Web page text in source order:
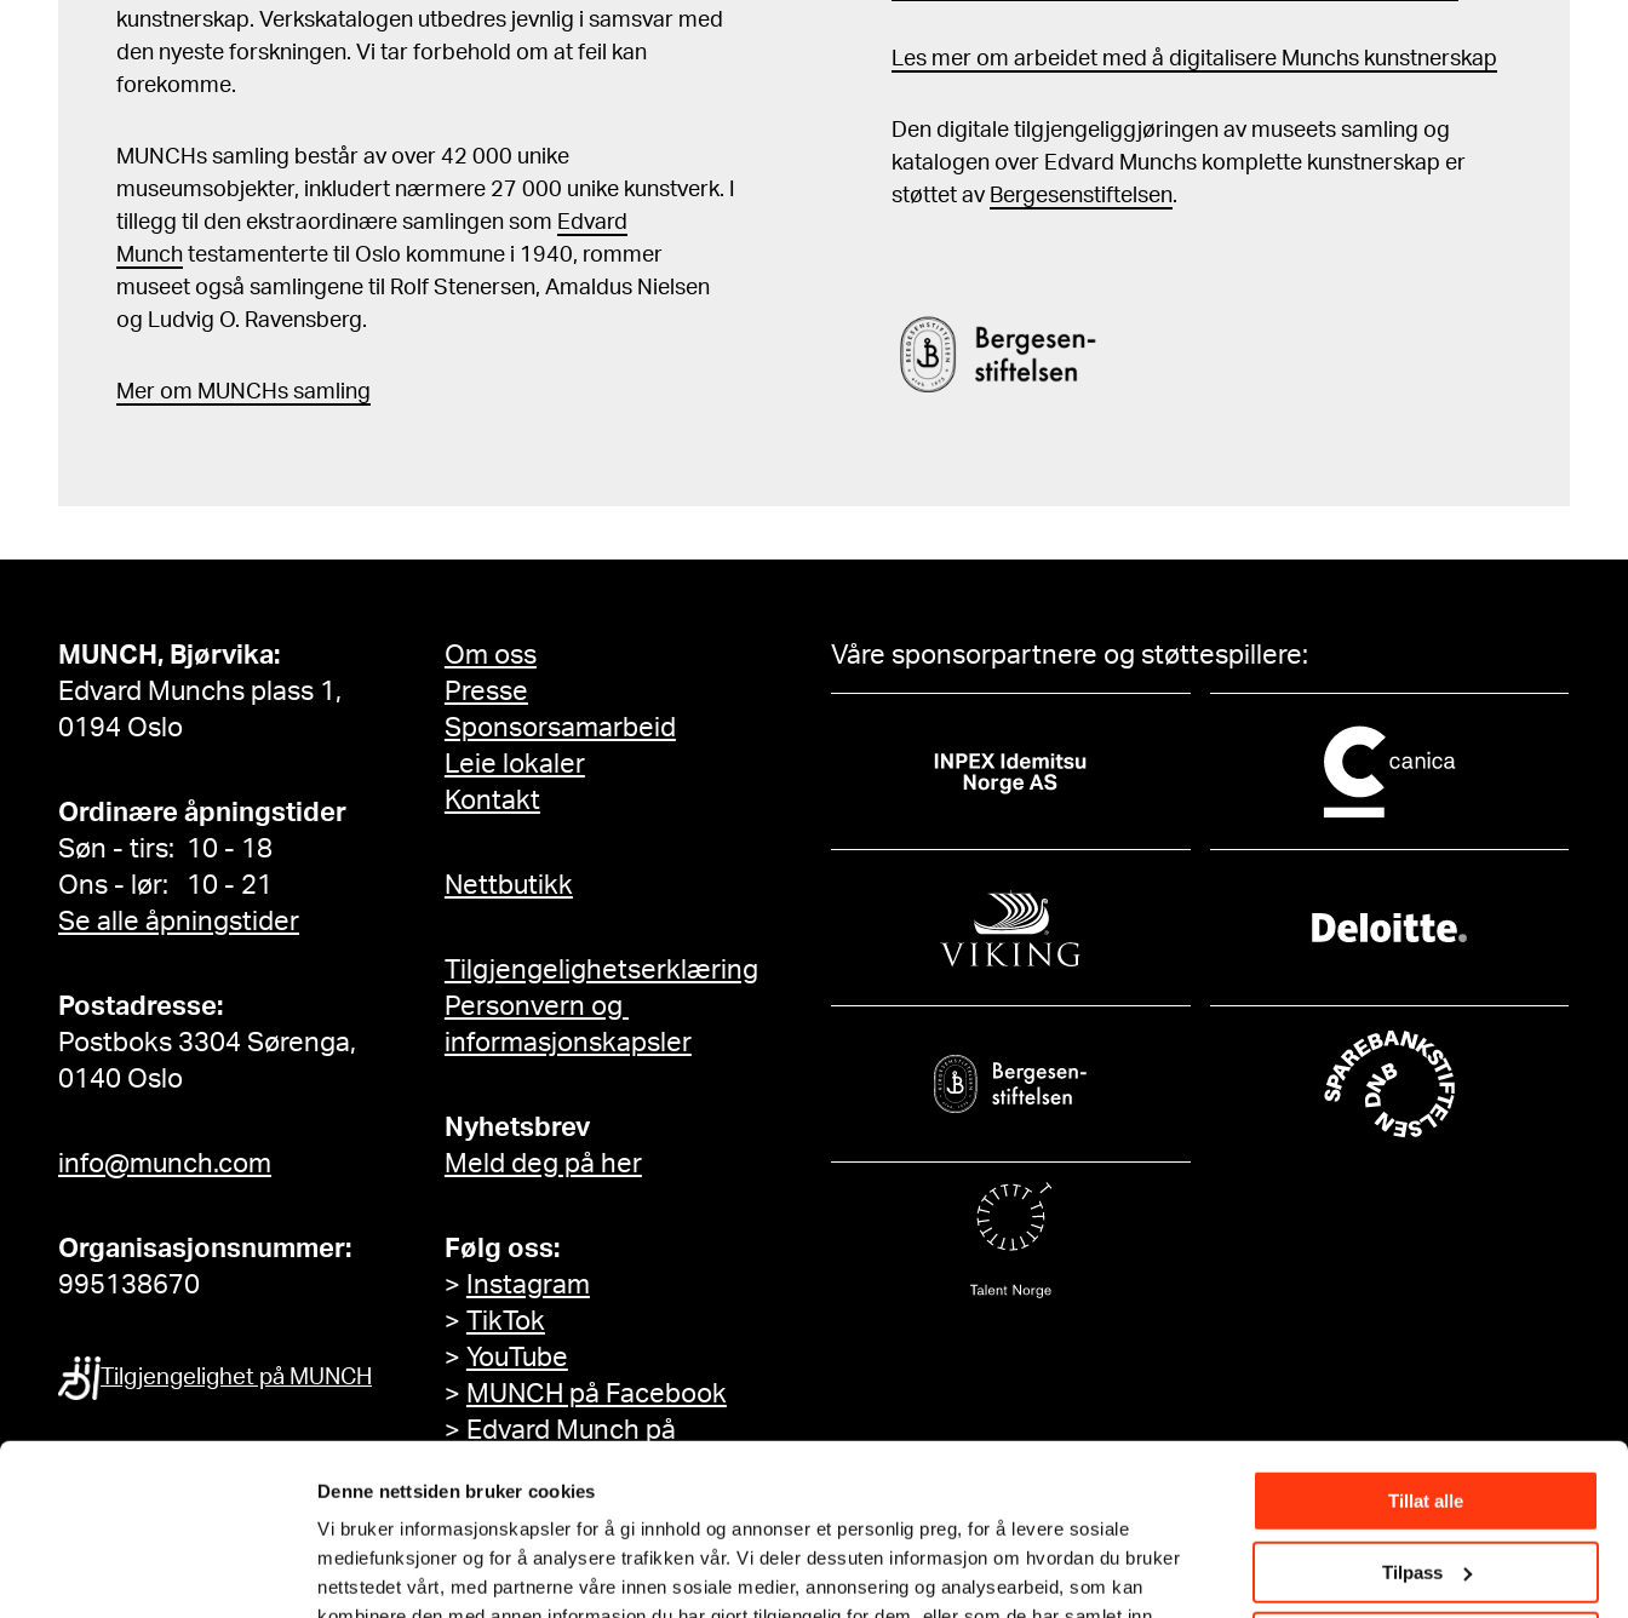
Denne nettsiden bruker cookies
Vi bruker informasjonskapsler for å gi innhold og annonser et personlig preg, for å levere sosiale
mediefunksjoner og for å analysere trafikken vår. Vi deler dessuten informasjon om hvordan du bruker
nettstedet vårt, med partnerne våre innen sosiale medier, annonsering og analysearbeid, som kan
Tillat alle
Tilpass
kunstnerskap. Verkskatalogen utbedres jevnlig i samsvar med
den nyeste forskningen. Vi tar forbehold om at feil kan
forekomme.
MUNCHs samling består av over 42 000 unike
museumsobjekter, inkludert nærmere 27 000 unike kunstverk. I
tillegg til den ekstraordinære samlingen som Edvard
Munch testamenterte til Oslo kommune i 1940, rommer
museet også samlingene til Rolf Stenersen, Amaldus Nielsen
og Ludvig O. Ravensberg.
Mer om MUNCHs samling
Les mer om arbeidet med å digitalisere Munchs kunstnerskap
Den digitale tilgjengeliggjøringen av museets samling og
katalogen over Edvard Munchs komplette kunstnerskap er
støttet av Bergesenstiftelsen.
MUNCH, Bjørvika:
Edvard Munchs plass 1,
0194 Oslo
Ordinære åpningstider
Søn - tirs: 10 - 18
Ons - lør: 10 - 21
Se alle åpningstider
Postadresse:
Postboks 3304 Sørenga,
0140 Oslo
info@munch.com
Organisasjonsnummer:
995138670
Tilgjengelighet på MUNCH
Om oss
Presse
Sponsorsamarbeid
Leie lokaler
Kontakt
Nettbutikk
Tilgjengelighetserklæring
Personvern og
informasjonskapsler
Nyhetsbrev
Meld deg på her
Følg oss:
> Instagram
> TikTok
> YouTube
> MUNCH på Facebook
> Edvard Munch på
Våre sponsorpartnere og støttespillere: